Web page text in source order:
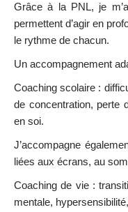
Grâce à la PNL, je
permettent d’agir en
le rythme de chacun.
Un accompagnement
Coaching scolaire :
de concentration, perte
en soi.
J’accompagne
liées aux écrans, au
Coaching de vie :
mentale,